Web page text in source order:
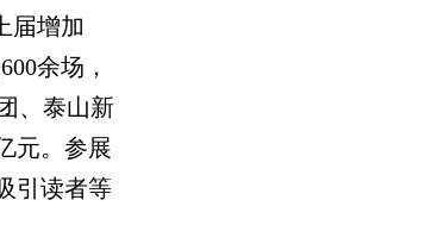
届增加
余场，
、泰山新
元。参展
引读者等